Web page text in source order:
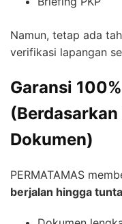
Namun, tetap ada
verifikasi lapangan
Garansi
Dokumen)
PERMATAMAS
berjalan hingga